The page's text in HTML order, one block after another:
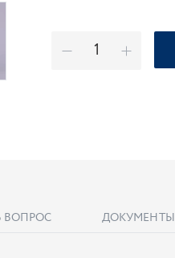
ВОПРОС ДОКУМЕНТЫ